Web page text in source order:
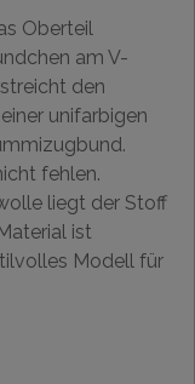
Oberteil
am V-
den
unifarbigen
fehlen.
liegt der Stoff
ist
Modell für